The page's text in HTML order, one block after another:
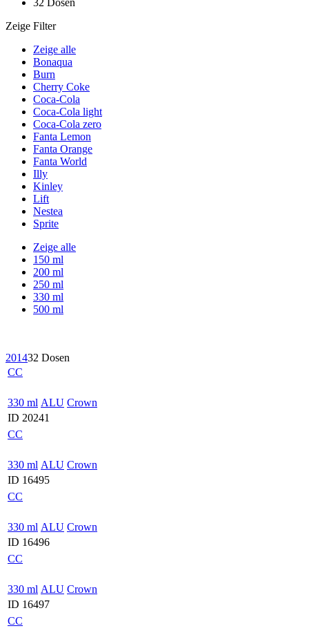
32 Dosen
Zeige Filter
Zeige alle
Bonaqua
Burn
Cherry Coke
Coca-Cola
Coca-Cola light
Coca-Cola zero
Fanta Lemon
Fanta Orange
Fanta World
Illy
Kinley
Lift
Nestea
Sprite
Zeige alle
150 ml
200 ml
250 ml
330 ml
500 ml
201432 Dosen
CC
330 ml ALU Crown
ID 20241
CC
330 ml ALU Crown
ID 16495
CC
330 ml ALU Crown
ID 16496
CC
330 ml ALU Crown
ID 16497
CC